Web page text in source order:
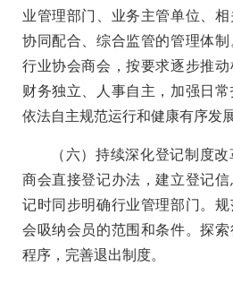
业管理部门、业务主管单位、相
协同配合、综合监管的管理体
行业协会商会，按要求逐步推动
财务独立、人事自主，加强日
依法自主规范运行和健康有序发展
（六）持续深化登记制度
商会直接登记办法，建立登记
记时同步明确行业管理部门。
会吸纳会员的范围和条件。探
程序，完善退出制度。